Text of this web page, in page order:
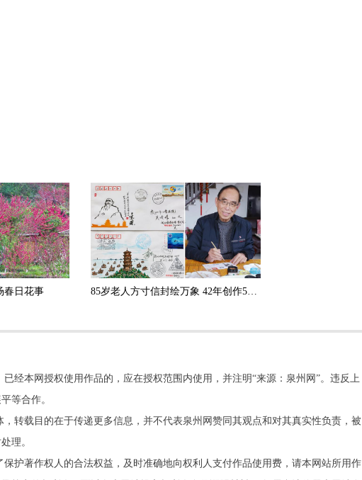
春日花事 85岁老人方寸信封绘万象 42年创作500余张手绘封
经本网授权使用作品的，应在授权范围内使用，并注明“来源：泉州网”。违反上
等合作。
转载目的在于传递更多信息，并不代表泉州网赞同其观点和对其真实性负责，被
理。
护著作权人的合法权益，及时准确地向权利人支付作品使用费，请本网站所用作